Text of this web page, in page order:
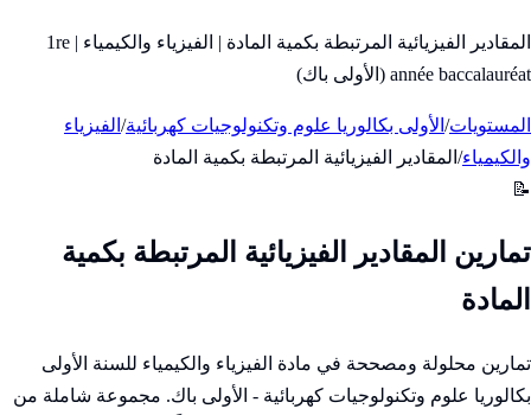
المقادير الفيزيائية المرتبطة بكمية المادة | الفيزياء والكيمياء | 1re
année baccalauréat (الأولى باك)
المستويات/ الأولى بكالوريا علوم وتكنولوجيات كهربائية/ الفيزياء
والكيمياء/ المقادير الفيزيائية المرتبطة بكمية المادة
📝
تمارين المقادير الفيزيائية المرتبطة بكمية
المادة
تمارين محلولة ومصححة في مادة الفيزياء والكيمياء للسنة الأولى
بكالوريا علوم وتكنولوجيات كهربائية - الأولى باك. مجموعة شاملة من